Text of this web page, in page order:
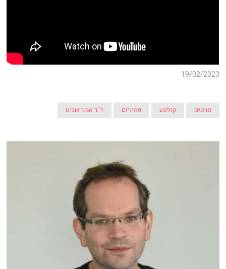
19/02/2023
סרטים קולנוע פמיניזם ד"ר אבנר שביט